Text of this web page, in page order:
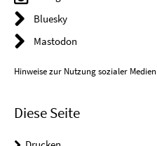
Bluesky
Mastodon
Hinweise zur Nutzung sozialer Medien
Diese Seite